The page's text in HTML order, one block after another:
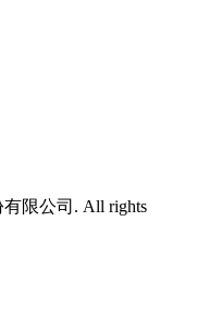
限公司. All rights